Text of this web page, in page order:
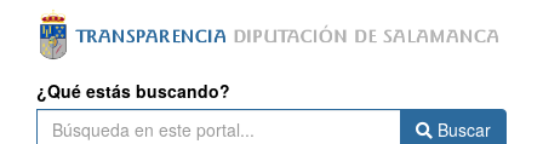
¿Qué estás buscando?
Buscar